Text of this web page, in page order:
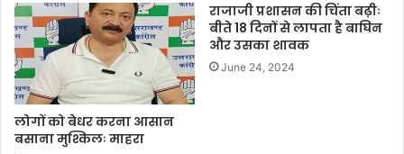
लोगों को बेधर करना आसान
बसाना मुश्किलः माहरा
राजाजी प्रशासन की चिंता बढ़ीः
बीते 18 दिनों से लापता है बाघिन
और उसका शावक
June 24, 2024